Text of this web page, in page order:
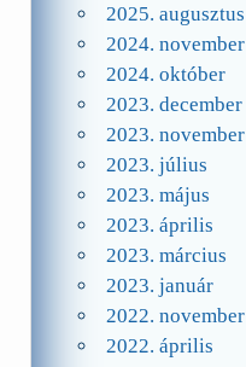
2025. augusztus
2024. november
2024. október
2023. december
2023. november
2023. július
2023. május
2023. április
2023. március
2023. január
2022. november
2022. április